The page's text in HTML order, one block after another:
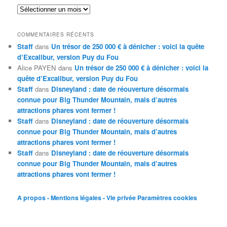
Archives
COMMENTAIRES RÉCENTS
Staff dans Un trésor de 250 000 € à dénicher : voici la quête
d’Excalibur, version Puy du Fou
Alice PAYEN dans Un trésor de 250 000 € à dénicher : voici la
quête d’Excalibur, version Puy du Fou
Staff dans Disneyland : date de réouverture désormais
connue pour Big Thunder Mountain, mais d’autres
attractions phares vont fermer !
Staff dans Disneyland : date de réouverture désormais
connue pour Big Thunder Mountain, mais d’autres
attractions phares vont fermer !
Staff dans Disneyland : date de réouverture désormais
connue pour Big Thunder Mountain, mais d’autres
attractions phares vont fermer !
A propos - Mentions légales - Vie privée Paramètres cookies